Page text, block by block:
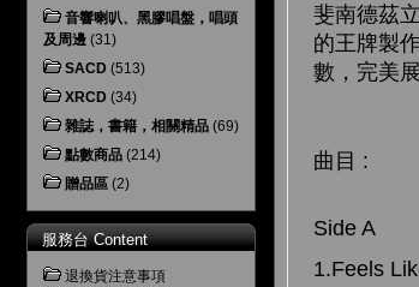
音響喇叭、黑膠唱盤，唱頭
及周邊 (31)
SACD (513)
XRCD (34)
雜誌，書籍，相關精品 (69)
點數商品 (214)
贈品區 (2)
服務台 Content
退換貨注意事項
斐南德茲
的王牌製
數，完美
曲目 :
Side A
1.Feels